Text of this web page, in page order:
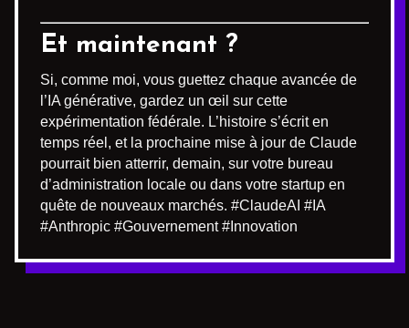
Et maintenant ?
Si, comme moi, vous guettez chaque avancée de
l’IA générative, gardez un œil sur cette
expérimentation fédérale. L’histoire s’écrit en
temps réel, et la prochaine mise à jour de Claude
pourrait bien atterrir, demain, sur votre bureau
d’administration locale ou dans votre startup en
quête de nouveaux marchés. #ClaudeAI #IA
#Anthropic #Gouvernement #Innovation